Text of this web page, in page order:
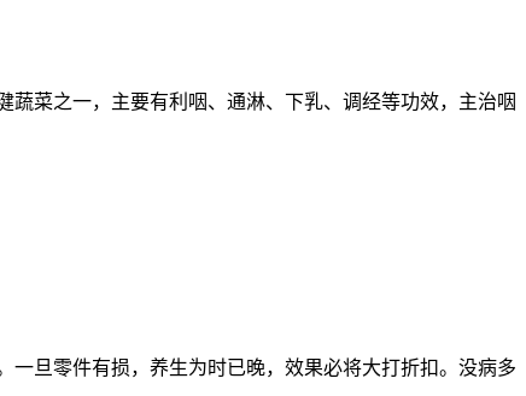
菜之一，主要有利咽、通淋、下乳、调经等功效，主治咽
旦零件有损，养生为时已晚，效果必将大打折扣。没病多